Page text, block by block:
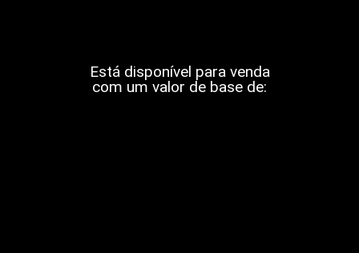
Está disponível para venda
com um valor de base de: